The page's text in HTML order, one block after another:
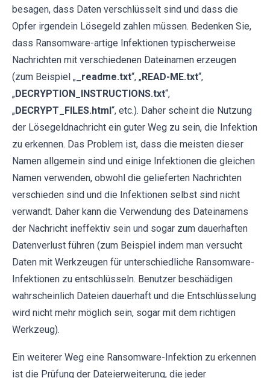
besagen, dass Daten verschlüsselt sind und dass die
Opfer irgendein Lösegeld zahlen müssen. Bedenken Sie,
dass Ransomware-artige Infektionen typischerweise
Nachrichten mit verschiedenen Dateinamen erzeugen
(zum Beispiel „ _readme.txt“, „READ-ME.txt“,
„DECRYPTION_INSTRUCTIONS.txt“,
„DECRYPT_FILES.html“, etc.). Daher scheint die Nutzung
der Lösegeldnachricht ein guter Weg zu sein, die Infektion
zu erkennen. Das Problem ist, dass die meisten dieser
Namen allgemein sind und einige Infektionen die gleichen
Namen verwenden, obwohl die gelieferten Nachrichten
verschieden sind und die Infektionen selbst sind nicht
verwandt. Daher kann die Verwendung des Dateinamens
der Nachricht ineffektiv sein und sogar zum dauerhaften
Datenverlust führen (zum Beispiel indem man versucht
Daten mit Werkzeugen für unterschiedliche Ransomware-
Infektionen zu entschlüsseln. Benutzer beschädigen
wahrscheinlich Dateien dauerhaft und die Entschlüsselung
wird nicht mehr möglich sein, sogar mit dem richtigen
Werkzeug).
Ein weiterer Weg eine Ransomware-Infektion zu erkennen
ist die Prüfung der Dateierweiterung, die jeder